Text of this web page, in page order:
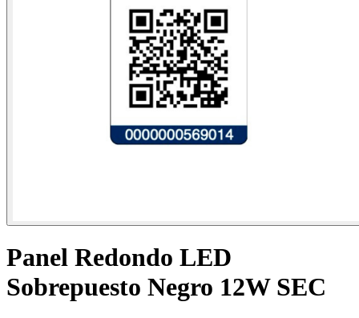
Panel Redondo LED
Sobrepuesto Negro 12W SEC